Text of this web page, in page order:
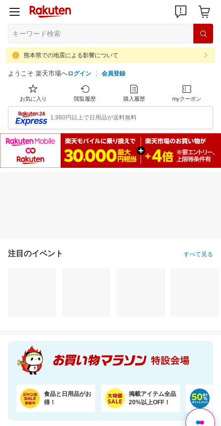
熊本県での地震による影響について
ようこそ 楽天市場へログイン 会員登録
お気に入り 閲覧履歴 購入履歴 myクーポン
1,980円以上で日用品が送料無料
注目のイベント すべて見る
食品と日用品がお
得！
掲載アイテム全品
20%以上OFF！